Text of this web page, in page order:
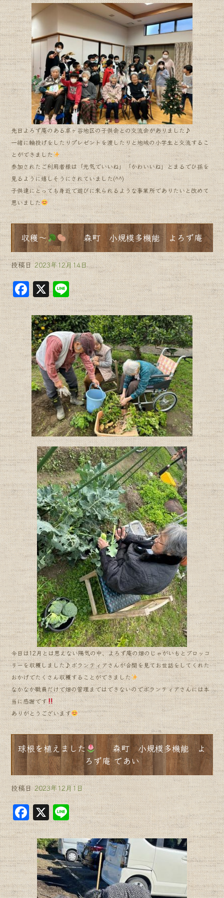
先日よろず庵のある草ヶ谷地区の子供会との交流会がありました♪
一緒に輪投げをしたりプレゼントを渡したりと地域の小学生と交流するこ
とができました
参加されたご利用者様は「元気でいいね」「かわいいね」とまるでひ孫を
見るように嬉しそうにされていました(^^)
子供達にとっても身近で遊びに来られるような事業所でありたいと改めて
思いました
収穫〜 森町 小規模多機能 よろず庵
投稿日 2023年12月14日
F
a
c
e
b
o
o
k
X Li
n
e
今日は12月とは思えない陽気の中、よろず庵の畑のじゃがいもとブロッコ
リーを収穫しました♪ボランティアさんが合間を見てお世話をしてくれた
おかげでたくさん収穫することができました
なかなか職員だけで畑の管理まではできないのでボランティアさんには本
当に感謝です
ありがとうございます
球根を植えました
森町 小規模多機能 よ
ろず庵 であい
投稿日 2023年12月1日
F
a
c
e
b
o
X Li
n
e